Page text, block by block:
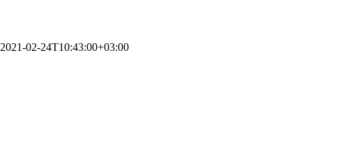
2021-02-24T10:43:00+03:00